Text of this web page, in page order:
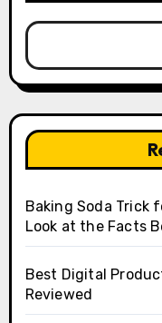
Baking Soda Trick
Look at the Facts
Best Digital
Reviewed